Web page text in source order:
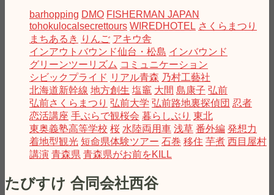
barhopping DMO FISHERMAN JAPAN
tohokulocalsecrettours WIREDHOTEL さくらまつり
まちあるき りんご アキウ舎
インアウトバウンド仙台・松島 インバウンド
グリーンツーリズム コミュニケーション
シビックプライド リアル青森 乃村工藝社
北海道新幹線 地方創生 塩竈 大間 島康子 弘前
弘前さくらまつり 弘前大学 弘前路地裏探偵団 忍者
恋活講座 手ぶらで観桜会 暮らしぶり 東北
東奥義塾高等学校 桜 水陸両用車 浅草 番外編 発想力
着地型観光 短命県体験ツアー 石巻 移住 芋煮 西目屋村
講演 青森県 青森県がお前をKILL
たびすけ 合同会社西谷